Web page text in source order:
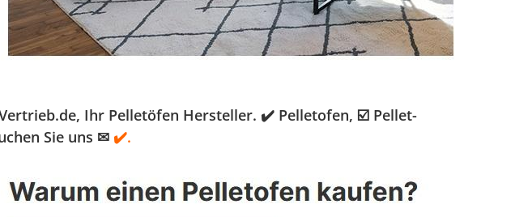
Vertrieb.de, Ihr Pelletöfen Hersteller. ✔️ Pelletofen, ☑️ Pellet-
Sie uns ✉ ✔️.